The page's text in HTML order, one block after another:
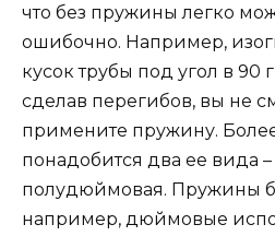
что без пружины легко
ошибочно. Например,
кусок трубы под угол в 90
сделав перегибов, вы не
примените пружину. Более
понадобится два ее вида –
полудюймовая. Пружины
например, дюймовые